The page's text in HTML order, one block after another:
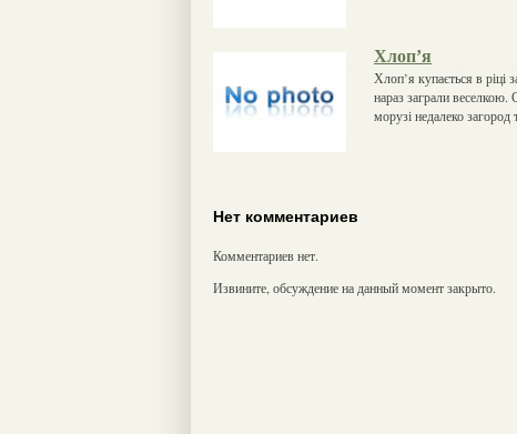
Хлоп’я
Хлоп’я купається в ріці
нараз заграли веселкою.
морузі недалеко загород
Нет комментариев
Комментариев нет.
Извините, обсуждение на данный момент закрыто.